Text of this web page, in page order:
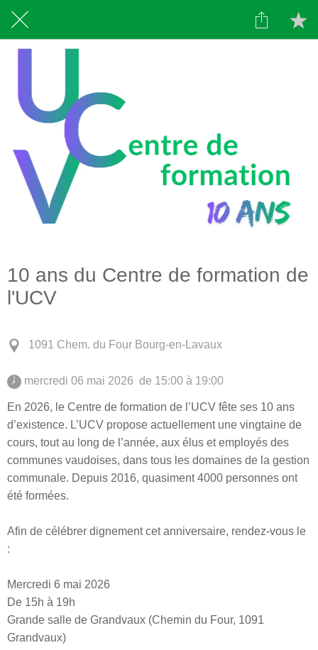
10 ans du Centre de formation de
l'UCV
1091 Chem. du Four Bourg-en-Lavaux
mercredi 06 mai 2026  de 15:00 à 19:00
En 2026, le Centre de formation de l’UCV fête ses 10 ans
d’existence. L’UCV propose actuellement une vingtaine de
cours, tout au long de l’année, aux élus et employés des
communes vaudoises, dans tous les domaines de la gestion
communale. Depuis 2016, quasiment 4000 personnes ont
été formées.
Afin de célébrer dignement cet anniversaire, rendez-vous le
:
Mercredi 6 mai 2026
De 15h à 19h
Grande salle de Grandvaux (Chemin du Four, 1091
Grandvaux)